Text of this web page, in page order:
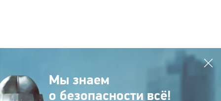
Мы знаем
о безопасности всё!